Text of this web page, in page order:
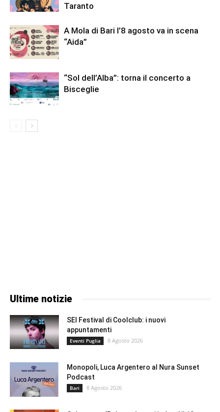
Taranto
A Mola di Bari l’8 agosto va in scena
“Aida”
“Sol dell’Alba”: torna il concerto a
Bisceglie
Ultime notizie
SEI Festival di Coolclub: i nuovi
appuntamenti
Eventi Puglia 8 Agosto 2026
Monopoli, Luca Argentero al Nura Sunset
Podcast
Bari 8 Agosto 2026